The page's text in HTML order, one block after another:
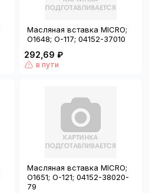
Масляная вставка MICRO;
O1648; O-117; 04152-37010
292,69 ₽
в пути
Масляная вставка MICRO;
O1651; O-121; 04152-38020-
79